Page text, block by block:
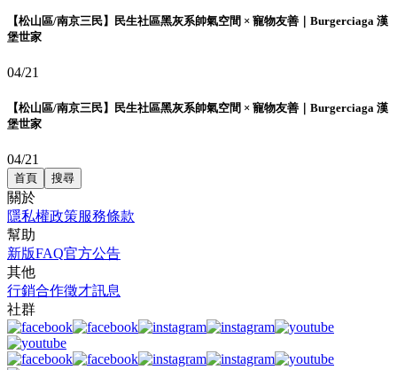
【松山區/南京三民】民生社區黑灰系帥氣空間 × 寵物友善｜Burgerciaga 漢
堡世家
04/21
【松山區/南京三民】民生社區黑灰系帥氣空間 × 寵物友善｜Burgerciaga 漢
堡世家
04/21
首頁 搜尋
關於
隱私權政策服務條款
幫助
新版FAQ官方公告
其他
行銷合作徵才訊息
社群